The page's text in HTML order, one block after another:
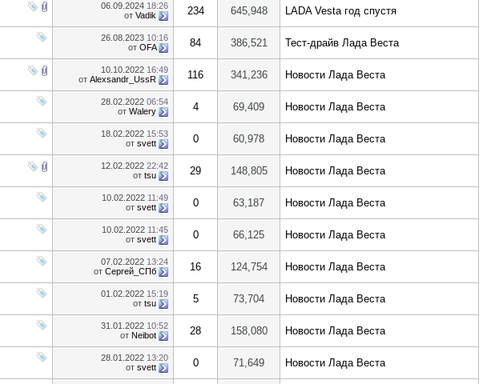
06.09.2024 18:26
от Vadik 234 645,948 LADA Vesta год спустя
26.08.2023 10:16
от OFA 84 386,521 Тест-драйв Лада Веста
10.10.2022 16:49
от Alexsandr_UssR 116 341,236 Новости Лада Веста
28.02.2022 06:54
от Walery 4 69,409 Новости Лада Веста
18.02.2022 15:53
от svett 0 60,978 Новости Лада Веста
12.02.2022 22:42
от tsu 29 148,805 Новости Лада Веста
10.02.2022 11:49
от svett 0 63,187 Новости Лада Веста
10.02.2022 11:45
от svett 0 66,125 Новости Лада Веста
07.02.2022 13:24
от Сергей_СПб 16 124,754 Новости Лада Веста
01.02.2022 15:19
от tsu 5 73,704 Новости Лада Веста
31.01.2022 10:52
от Neibot 28 158,080 Новости Лада Веста
28.01.2022 13:20
от svett 0 71,649 Новости Лада Веста